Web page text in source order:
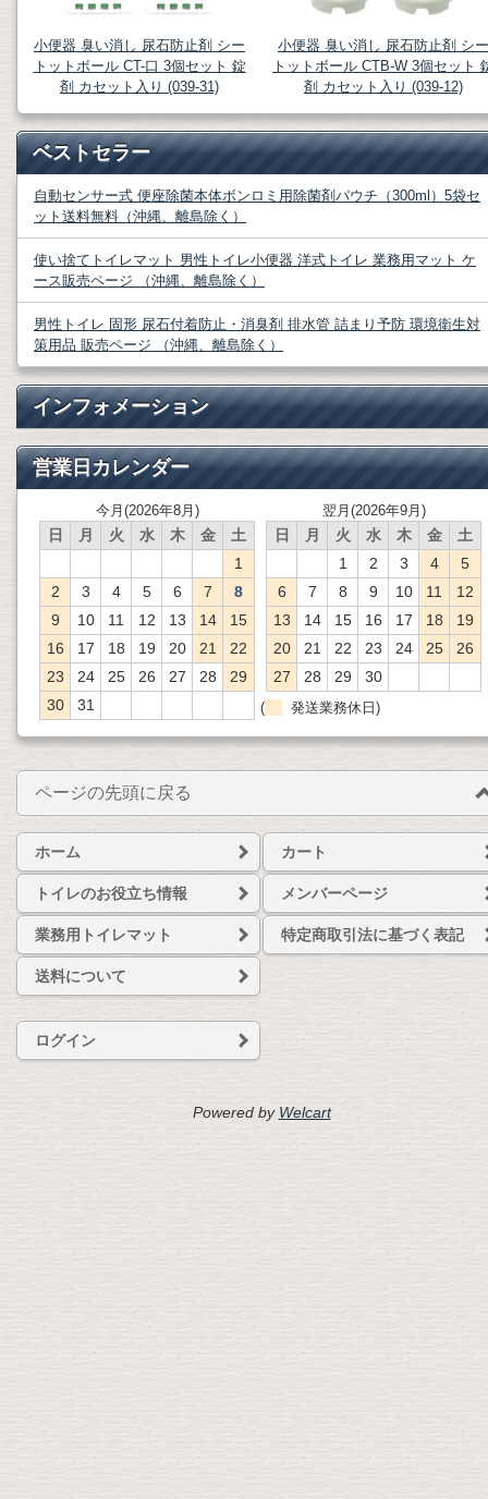
小便器 臭い消し 尿石防止剤 シー
トットボール CT-口 3個セット 錠
剤 カセット入り (039-31)
小便器 臭い消し 尿石防止剤 シー
トットボール CTB-W 3個セット
剤 カセット入り (039-12)
ベストセラー
自動センサー式 便座除菌本体ボンロミ用除菌剤パウチ（300ml）5袋セ
ット送料無料（沖縄、離島除く）
使い捨てトイレマット 男性トイレ小便器 洋式トイレ 業務用マット ケ
ース販売ページ （沖縄、離島除く）
男性トイレ 固形 尿石付着防止・消臭剤 排水管 詰まり予防 環境衛生対
策用品 販売ページ （沖縄、離島除く）
インフォメーション
営業日カレンダー
今月(2026年8月)
日 月 火 水 木 金
土
1
2
3 4 5 6 7
8
9
10 11 12 13 14
15
16
17 18 19 20 21
22
23
24 25 26 27 28
29
30
31
翌月(2026年9月)
日 月 火 水 木 金
土
1
2 3 4
5
6
7 8 9 10 11
12
13
14 15 16 17 18
19
20
21 22 23 24 25
26
27
28 29 30
( 発送業務休日)
ページの先頭に戻る
ホーム カート
トイレのお役立ち情報 メンバーページ
業務用トイレマット 特定商取引法に基づく表記
送料について
ログイン
Powered by Welcart